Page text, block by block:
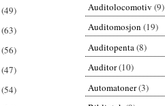
(49)
(63)
(56)
(47)
(54)
Auditolocomotiv (9)
Auditomosjon (19)
Auditopenta(8)
Auditor(10)
Automatoner(3)